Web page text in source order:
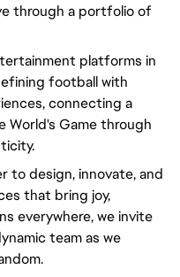
through a portfolio of
platforms in
football with
connecting a
World's Game through
to design, innovate, and
that bring joy,
everywhere, we invite
team as we